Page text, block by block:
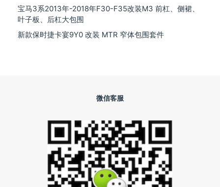
宝马3系2013年-2018年F30-F35改装M3 前杠、侧裙、
叶子板、后杠大包围
新款保时捷卡宴9Y0 改装 MTR 窄体包围套件
微信客服